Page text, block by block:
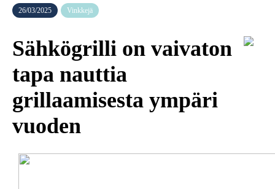
26/03/2025 Vinkkejä
Sähkögrilli on vaivaton
tapa nauttia
grillaamisesta ympäri
vuoden